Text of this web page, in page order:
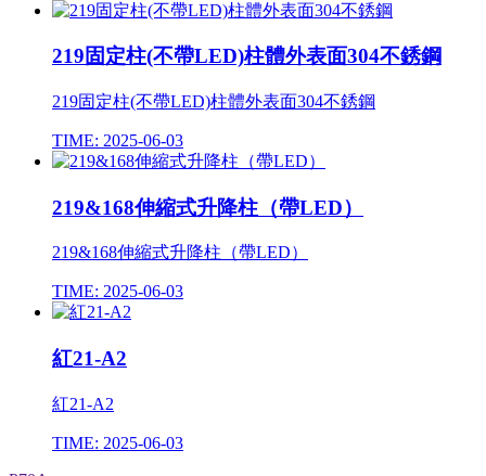
219固定柱(不帶LED)柱體外表面304不銹鋼
219固定柱(不帶LED)柱體外表面304不銹鋼
TIME: 2025-06-03
219&168伸縮式升降柱（帶LED）
219&168伸縮式升降柱（帶LED）
TIME: 2025-06-03
紅21-A2
紅21-A2
TIME: 2025-06-03